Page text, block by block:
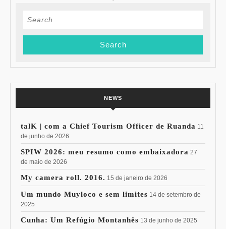
Search
NEWS
talK | com a Chief Tourism Officer de Ruanda 11
de junho de 2026
SPIW 2026: meu resumo como embaixadora 27
de maio de 2026
My camera roll. 2016. 15 de janeiro de 2026
Um mundo Muyloco e sem limites 14 de setembro de
2025
Cunha: Um Refúgio Montanhês 13 de junho de 2025